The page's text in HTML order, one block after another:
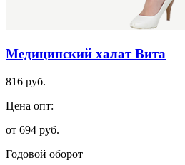
Медицинский халат Вита
816 руб.
Цена опт:
от 694 руб.
Годовой оборот